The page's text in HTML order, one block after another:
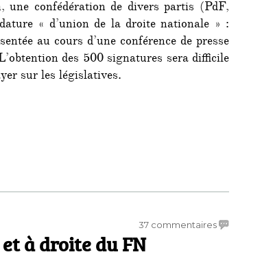
confédération de divers partis (PdF,
« d’union de la droite nationale » :
au cours d’une conférence de presse
des 500 signatures sera difficile
sur les législatives.
37 commentairessur
à droite du FN